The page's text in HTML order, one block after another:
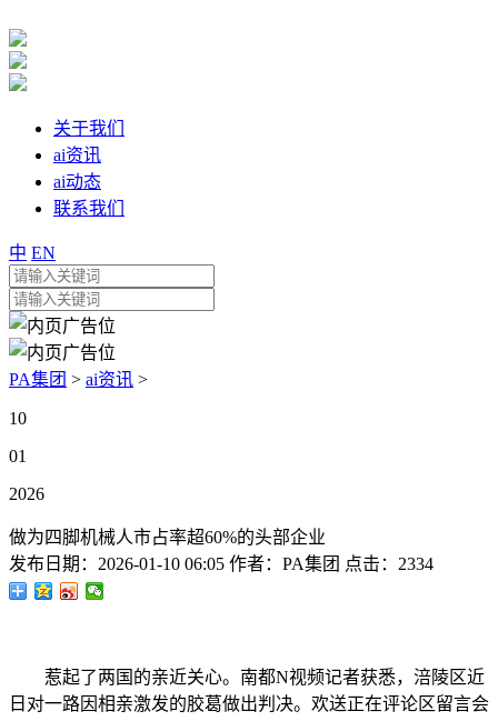
关于我们
ai资讯
ai动态
联系我们
中 EN
PA集团 > ai资讯 >
10
01
2026
做为四脚机械人市占率超60%的头部企业
发布日期： 2026-01-10 06:05 作者： PA集团 点击： 2334
惹起了两国的亲近关心。南都N视频记者获悉，涪陵区近
日对一路因相亲激发的胶葛做出判决。欢送正在评论区留言会